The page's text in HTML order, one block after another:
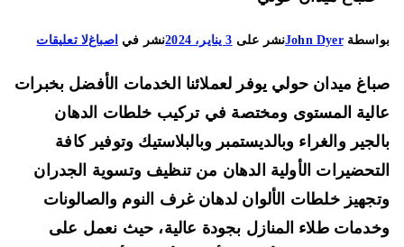
John Dyerنشر على3 يناير، 2024 نشر في اصباغلا تعليقاتعلى
ميدان
حولي
وتسوية
الجدران
ميدان حولي يوفر لعملائنا الخدمات الأفضل بخبرات
المستوى ومختصة فيتركيب خلطات الدهان
والغراء وبالديستمبر وبالبلاستيكوتوفير كافة
الأولية الدهان منتنظيف وتسوية الجدران
خلطات الألوانلدهان غرف النوم والصالونات
طلاء المنازل بجودة عالية، حيث نعمل على